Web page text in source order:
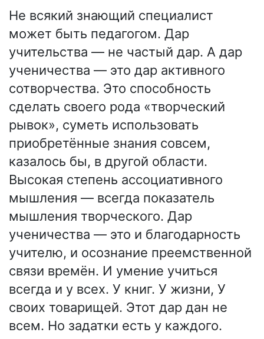
Не всякий знающий специалист
может быть педагогом. Дар
учительства — не частый дар. А дар
ученичества — это дар активного
сотворчества. Это способность
сделать своего рода «творческий
рывок», суметь использовать
приобретённые знания совсем,
казалось бы, в другой области.
Высокая степень ассоциативного
мышления — всегда показатель
мышления творческого. Дар
ученичества — это и благодарность
учителю, и осознание преемственной
связи времён. И умение учиться
всегда и у всех. У книг. У жизни, У
своих товарищей. Этот дар дан не
всем. Но задатки есть у каждого.